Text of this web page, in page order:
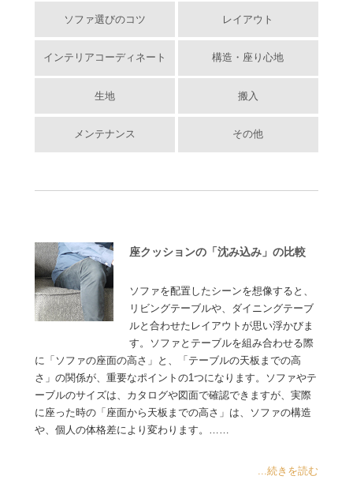
ソファ選びのコツ レイアウト
インテリアコーディネート 構造・座り心地
生地 搬入
メンテナンス その他
座クッションの「沈み込み」の比較
ソファを配置したシーンを想像すると、
リビングテーブルや、ダイニングテーブ
ルと合わせたレイアウトが思い浮かびま
す。ソファとテーブルを組み合わせる際
に「ソファの座面の高さ」と、「テーブルの天板までの高
さ」の関係が、重要なポイントの1つになります。ソファやテ
ーブルのサイズは、カタログや図面で確認できますが、実際
に座った時の「座面から天板までの高さ」は、ソファの構造
や、個人の体格差により変わります。……
...続きを読む